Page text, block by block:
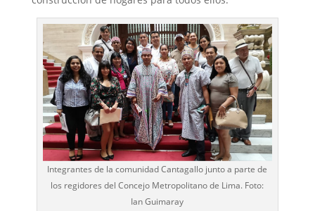
Integrantes de la comunidad Cantagallo junto a parte de
los regidores del Concejo Metropolitano de Lima. Foto:
Ian Guimaray